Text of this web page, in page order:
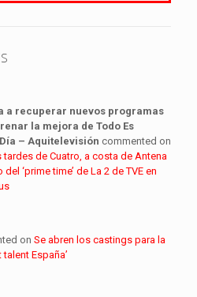
a recuperar nuevos programas
la mejora de Todo Es
– Aquitelevisión commented on
de Cuatro, a costa de Antena
‘prime time’ de La 2 de TVE en
onSe abren los castings para la
España’